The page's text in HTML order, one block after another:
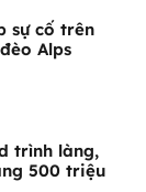
sự cố trên
Alps
trình làng,
500 triệu